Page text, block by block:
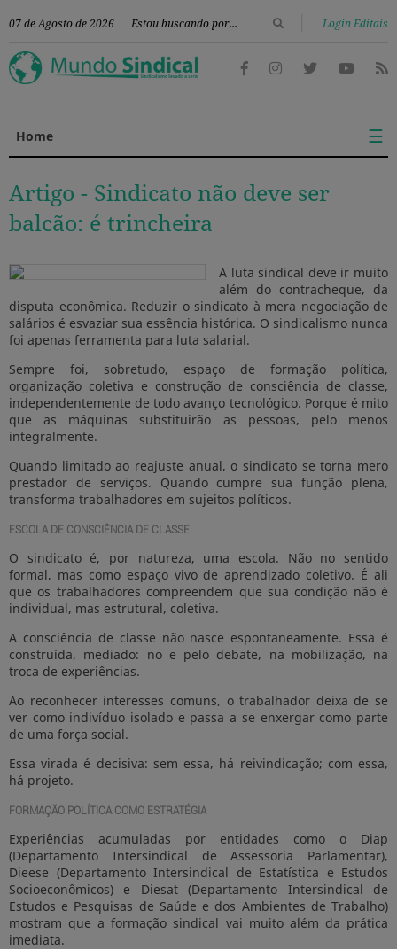
07 de Agosto de 2026 Login Editais
Home ☰
Artigo - Sindicato não deve ser
balcão: é trincheira
A luta sindical deve ir muito
além do contracheque, da
disputa econômica. Reduzir o sindicato à mera negociação de
salários é esvaziar sua essência histórica. O sindicalismo nunca
foi apenas ferramenta para luta salarial.
Sempre foi, sobretudo, espaço de formação política,
organização coletiva e construção de consciência de classe,
independentemente de todo avanço tecnológico. Porque é mito
que as máquinas substituirão as pessoas, pelo menos
integralmente.
Quando limitado ao reajuste anual, o sindicato se torna mero
prestador de serviços. Quando cumpre sua função plena,
transforma trabalhadores em sujeitos políticos.
ESCOLA DE CONSCIÊNCIA DE CLASSE
O sindicato é, por natureza, uma escola. Não no sentido
formal, mas como espaço vivo de aprendizado coletivo. É ali
que os trabalhadores compreendem que sua condição não é
individual, mas estrutural, coletiva.
A consciência de classe não nasce espontaneamente. Essa é
construída, mediado: no e pelo debate, na mobilização, na
troca de experiências.
Ao reconhecer interesses comuns, o trabalhador deixa de se
ver como indivíduo isolado e passa a se enxergar como parte
de uma força social.
Essa virada é decisiva: sem essa, há reivindicação; com essa,
há projeto.
FORMAÇÃO POLÍTICA COMO ESTRATÉGIA
Experiências acumuladas por entidades como o Diap
(Departamento Intersindical de Assessoria Parlamentar),
Dieese (Departamento Intersindical de Estatística e Estudos
Socioeconômicos) e Diesat (Departamento Intersindical de
Estudos e Pesquisas de Saúde e dos Ambientes de Trabalho)
mostram que a formação sindical vai muito além da prática
imediata.